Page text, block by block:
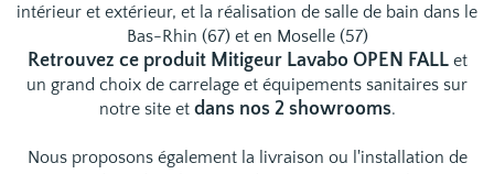
intérieur et extérieur, et la réalisation de salle de bain dans le
Bas-Rhin (67) et en Moselle (57)
Retrouvez ce produit Mitigeur Lavabo OPEN FALLet
un grand choix de carrelage et équipements sanitaires sur
notre site et dans nos 2 showrooms.
Nous proposons également la livraison ou l'installation de